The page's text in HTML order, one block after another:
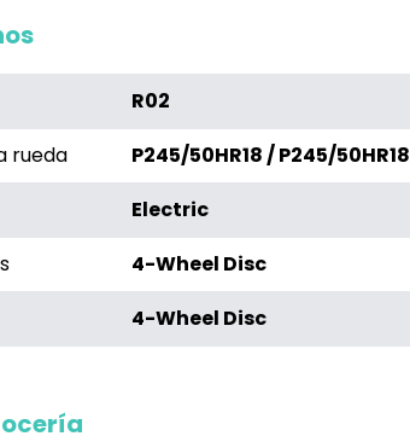
R02
rueda
P245/50HR18 / P245/50HR18
Electric
4-Wheel Disc
4-Wheel Disc